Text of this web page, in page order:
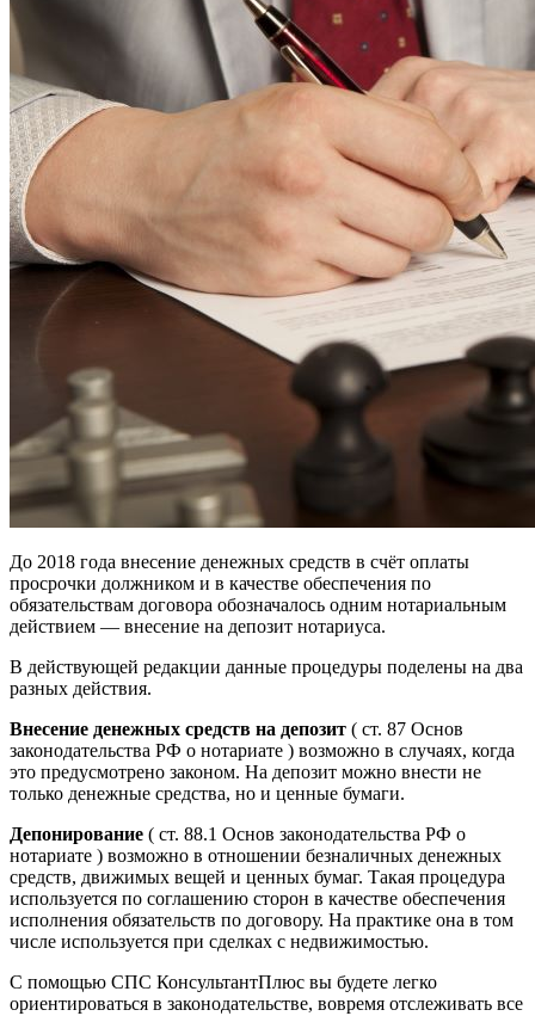
До 2018 года внесение денежных средств в счёт оплаты
просрочки должником и в качестве обеспечения по
обязательствам договора обозначалось одним нотариальным
действием — внесение на депозит нотариуса.
В действующей редакции данные процедуры поделены на два
разных действия.
Внесение денежных средств на депозит ( ст. 87 Основ
законодательства РФ о нотариате ) возможно в случаях, когда
это предусмотрено законом. На депозит можно внести не
только денежные средства, но и ценные бумаги.
Депонирование ( ст. 88.1 Основ законодательства РФ о
нотариате ) возможно в отношении безналичных денежных
средств, движимых вещей и ценных бумаг. Такая процедура
используется по соглашению сторон в качестве обеспечения
исполнения обязательств по договору. На практике она в том
числе используется при сделках с недвижимостью.
С помощью СПС КонсультантПлюс вы будете легко
ориентироваться в законодательстве, вовремя отслеживать все